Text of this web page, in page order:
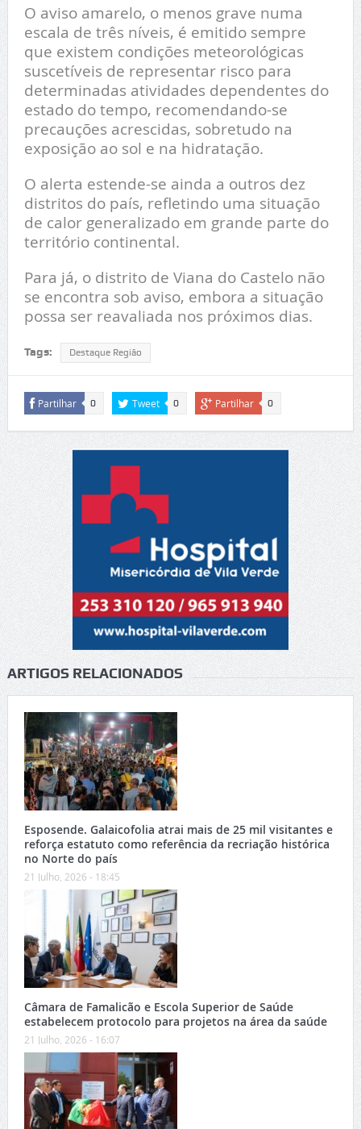
O aviso amarelo, o menos grave numa
escala de três níveis, é emitido sempre
que existem condições meteorológicas
suscetíveis de representar risco para
determinadas atividades dependentes do
estado do tempo, recomendando-se
precauções acrescidas, sobretudo na
exposição ao sol e na hidratação.
O alerta estende-se ainda a outros dez
distritos do país, refletindo uma situação
de calor generalizado em grande parte do
território continental.
Para já, o distrito de Viana do Castelo não
se encontra sob aviso, embora a situação
possa ser reavaliada nos próximos dias.
Tags: Destaque Região
Partilhar 0 Tweet 0 Partilhar 0
ARTIGOS RELACIONADOS
Esposende. Galaicofolia atrai mais de 25 mil visitantes e
reforça estatuto como referência da recriação histórica
no Norte do país
21 Julho, 2026 - 18:45
Câmara de Famalicão e Escola Superior de Saúde
estabelecem protocolo para projetos na área da saúde
21 Julho, 2026 - 16:07